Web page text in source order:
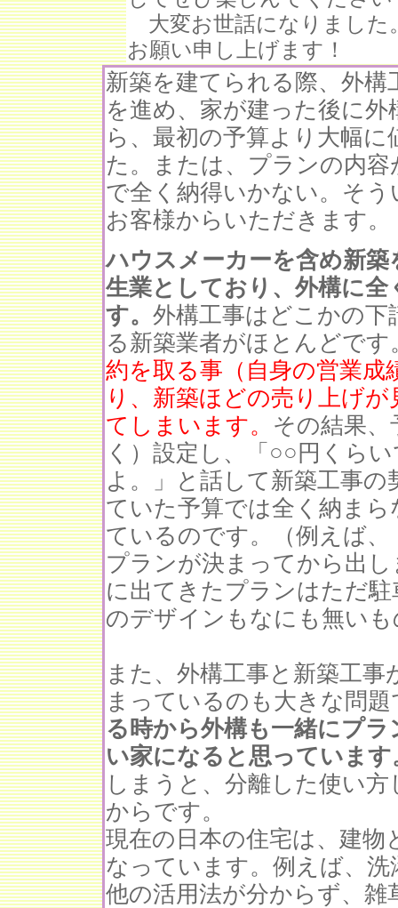
大変お世話になりました
お願い申し上げます！
新築を建てられる際、外
を進め、家が建った後に
ら、最初の予算より大幅
た。または、プランの内
で全く納得いかない。そ
お客様からいただきます。
ハウスメーカーを含め新
生業としており、外構に
す。 外構工事はどこかの
る新築業者がほとんどです
約を取る事（自身の営業
り、新築ほどの売り上げ
てしまいます。 その結果
く）設定し、「○○円くら
よ。」と話して新築工事
ていた予算では全く納ま
ているのです。（例えば
プランが決まってから出
に出てきたプランはただ
のデザインもなにも無い
また、外構工事と新築工
まっているのも大きな問題
る時から外構も一緒にプ
い家になると思っています
しまうと、分離した使い
からです。
現在の日本の住宅は、建
なっています。例えば、
他の活用法が分からず、